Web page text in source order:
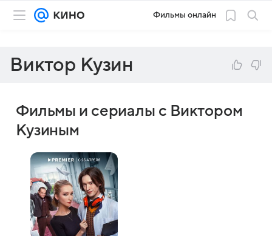
Фильмы онлайн
Виктор Кузин
Фильмы и сериалы с Виктором
Кузиным